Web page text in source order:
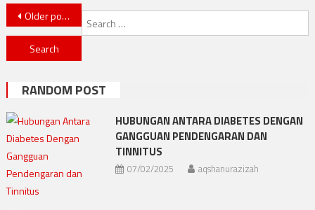
Posts navigation
Older posts
RANDOM POST
HUBUNGAN ANTARA DIABETES DENGAN
GANGGUAN PENDENGARAN DAN
TINNITUS
07/02/2025 aqshanurazizah